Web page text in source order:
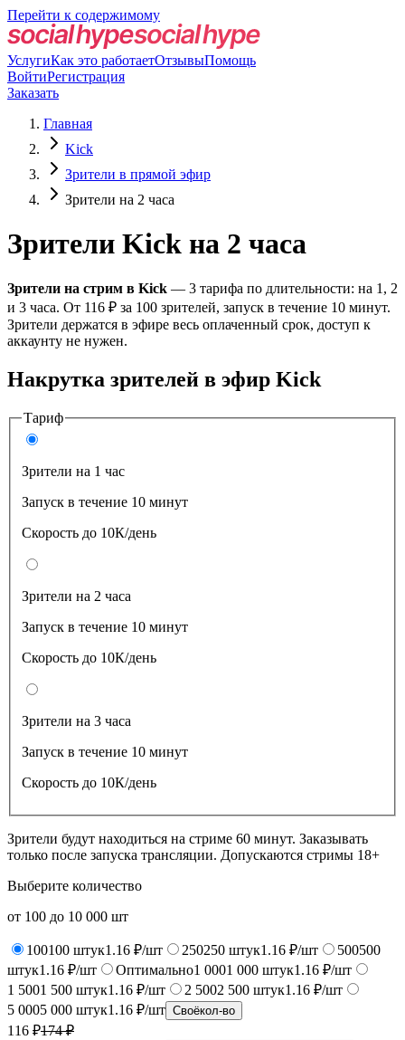
Перейти к содержимому
УслугиКак это работаетОтзывыПомощь
ВойтиРегистрация
Заказать
Главная
Kick
Зрители в прямой эфир
Зрители на 2 часа
Зрители Kick на 2 часа
Зрители на стрим в Kick — 3 тарифа по длительности: на 1, 2
и 3 часа. От 116 ₽ за 100 зрителей, запуск в течение 10 минут.
Зрители держатся в эфире весь оплаченный срок, доступ к
аккаунту не нужен.
Накрутка зрителей в эфир Kick
Тариф
Зрители на 1 час
Запуск в течение 10 минут
Скорость до 10К/день
Зрители на 2 часа
Запуск в течение 10 минут
Скорость до 10К/день
Зрители на 3 часа
Запуск в течение 10 минут
Скорость до 10К/день
Зрители будут находиться на стриме 60 минут. Заказывать
только после запуска трансляции. Допускаются стримы 18+
Выберите количество
от 100 до 10 000 шт
100100 штук1.16 ₽/шт 250250 штук1.16 ₽/шт 500500
штук1.16 ₽/шт Оптимально1 0001 000 штук1.16 ₽/шт
1 5001 500 штук1.16 ₽/шт 2 5002 500 штук1.16 ₽/шт
5 0005 000 штук1.16 ₽/шт Своёкол-во
116 ₽174₽